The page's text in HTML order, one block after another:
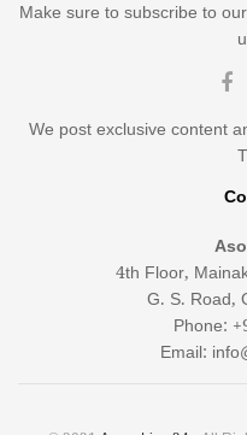
Make sure to subscribe to
We post exclusive content
4th Floor,
G. S. Road,
Phone:
Email: